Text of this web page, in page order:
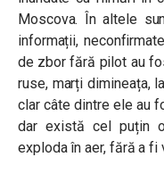
Moscova. În altele
informații,
de zbor fără pilot au
ruse, marți dimineața,
clar câte dintre ele au
dar există cel puțin
exploda în aer, fără a